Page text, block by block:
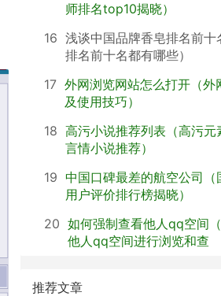
师排名top10揭晓）
16 浅谈中国品牌香皂排名前十
排名前十名都有哪些）
17 外网浏览网站怎么打开（外
及使用技巧）
18 高污小说推荐列表（高污元
言情小说推荐）
19 中国口碑最差的航空公司（
用户评价排行榜揭晓）
20 如何强制查看他人qq空间
他人qq空间进行浏览和查
推荐文章